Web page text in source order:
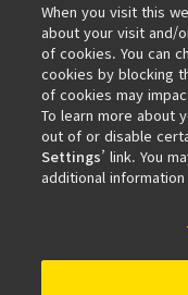
추천 링크
대물렌즈 셀렉터
Nikon Small World
기타 니콘 제품
카메라 및 쌍안경 관
When you visit this
about your visit and/
of cookies. You can
cookies by blocking
of cookies may
To learn more about
out of or disable
Settings’ link. You
additional